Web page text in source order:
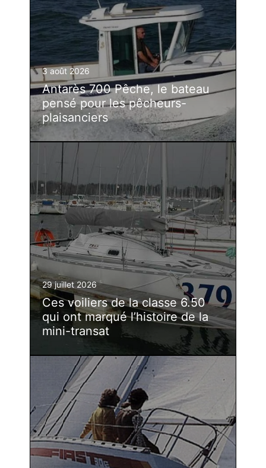
3 août 2026
Antarès 700 Pêche, le bateau
pensé pour les pêcheurs-
plaisanciers
29 juillet 2026
Ces voiliers de la classe 6.50
qui ont marqué l’histoire de la
mini-transat